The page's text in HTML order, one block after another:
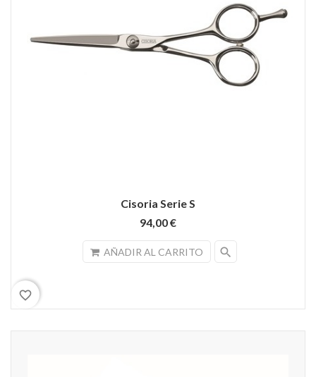
Cisoria Serie S
94,00 €
AÑADIR AL CARRITO search
favorite_border